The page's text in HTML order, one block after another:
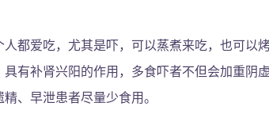
都爱吃，尤其是吓，可以蒸煮来吃，也可以
有补肾兴阳的作用，多食吓者不但会加重阴
、早泄患者尽量少食用。